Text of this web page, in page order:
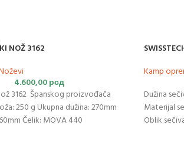
NOŽ 3162
4.600,00рсд
3162 Španskog proizvođača
250 g Ukupna dužina: 270mm
Čelik: MOVA 440
Kamp
Dužina
Materijal
Oblik